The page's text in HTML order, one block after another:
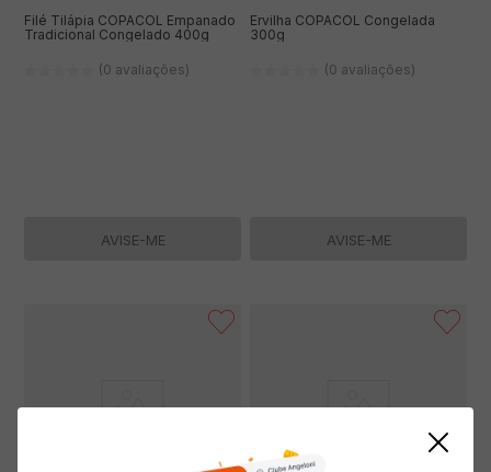
Filé Tilápia COPACOL Empanado
Tradicional Congelado 400g
(0 avaliações)
AVISE-ME
Ervilha COPACOL Congelada
300g
(0 avaliações)
AVISE-ME